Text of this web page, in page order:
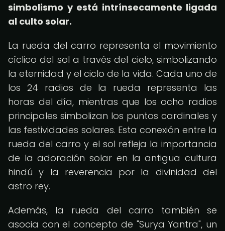
simbolismo y está intrínsecamente ligada
al culto solar.
La rueda del carro representa el movimiento
cíclico del sol a través del cielo, simbolizando
la eternidad y el ciclo de la vida. Cada uno de
los 24 radios de la rueda representa las
horas del día, mientras que los ocho radios
principales simbolizan los puntos cardinales y
las festividades solares. Esta conexión entre la
rueda del carro y el sol refleja la importancia
de la adoración solar en la antigua cultura
hindú y la reverencia por la divinidad del
astro rey.
Además, la rueda del carro también se
asocia con el concepto de "Surya Yantra", un